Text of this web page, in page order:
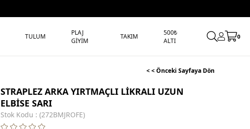
TULUM
PLAJ
GİYİM
TAKIM
500₺
ALTI
0
< < Önceki Sayfaya Dön
STRAPLEZ ARKA YIRTMAÇLI LİKRALI UZUN
ELBİSE SARI
Stok Kodu (272BMJROFE)